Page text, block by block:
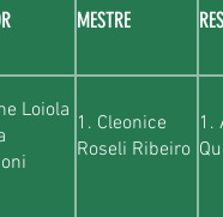
MESTRE
Loiola
1. Cleonice
Roseli Ribeiro
1.